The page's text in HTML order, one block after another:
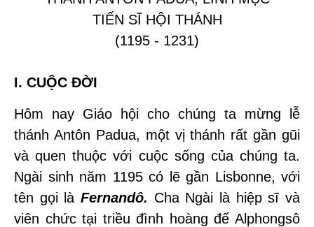
TIẾN SĨ HỘI THÁNH
(1195 - 1231)
I. CUỘC ĐỜI
Hôm nay Giáo hội cho chúng ta mừng lễ
thánh Antôn Padua, một vị thánh rất gần gũi
và quen thuộc với cuộc sống của chúng ta.
Ngài sinh năm 1195 có lẽ gần Lisbonne, với
tên gọi là Fernandô. Cha Ngài là hiệp sĩ và
viên chức tại triều đình hoàng đế Alphongsô